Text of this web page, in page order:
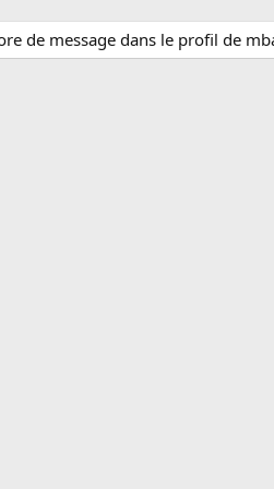
de message dans le profil de